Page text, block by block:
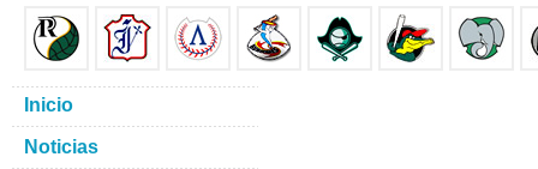
Inicio
Noticias